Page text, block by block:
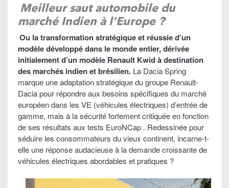
Meilleur saut automobile du
marché Indien à l’Europe ?
Ou la transformation stratégique et réussie d’un
modèle développé dans le monde entier, dérivée
initialement d’un modèle Renault Kwid à destination
des marchés indien et brésilien. La Dacia Spring
marque une adaptation stratégique du groupe Renault-
Dacia pour répondre aux besoins spécifiques du marché
européen dans les VE (véhicules électriques) d’entrée de
gamme, mais à la sécurité fortement critiquée en fonction
de ses résultats aux tests EuroNCap . Redessinée pour
séduire les consommateurs du vieux continent, incarne-t-
elle une réponse audacieuse à la demande croissante de
véhicules électriques abordables et pratiques ?